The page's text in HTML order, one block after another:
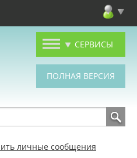
СЕРВИСЫ
личные сообщения